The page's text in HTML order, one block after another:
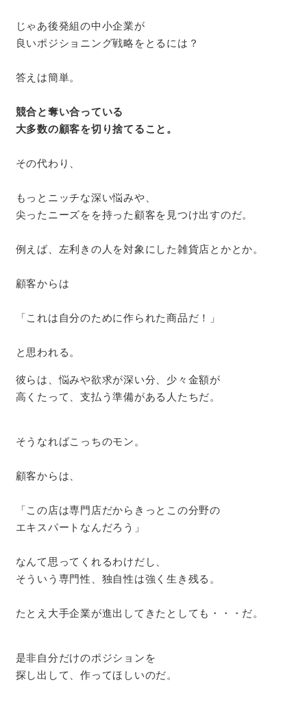
じゃあ後発組の中小企業が
良いポジショニング戦略をとるには？
答えは簡単。
競合と奪い合っている
大多数の顧客を切り捨てること。
その代わり、
もっとニッチな深い悩みや、
尖ったニーズをを持った顧客を見つけ出すのだ。
例えば、左利きの人を対象にした雑貨店とかとか。
顧客からは
「これは自分のために作られた商品だ！」
と思われる。
彼らは、悩みや欲求が深い分、少々金額が
高くたって、支払う準備がある人たちだ。
そうなればこっちのモン。
顧客からは、
「この店は専門店だからきっとこの分野の
エキスパートなんだろう」
なんて思ってくれるわけだし、
そういう専門性、独自性は強く生き残る。
たとえ大手企業が進出してきたとしても・・・だ。
是非自分だけのポジションを
探し出して、作ってほしいのだ。